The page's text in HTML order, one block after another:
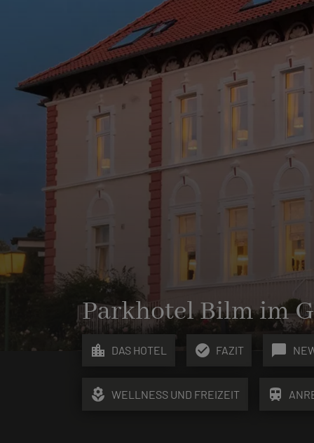
Parkhotel Bilm im
location_city DAS HOTEL check_circle FAZIT chat_bubble
local_florist WELLNESS UND FREIZEIT train